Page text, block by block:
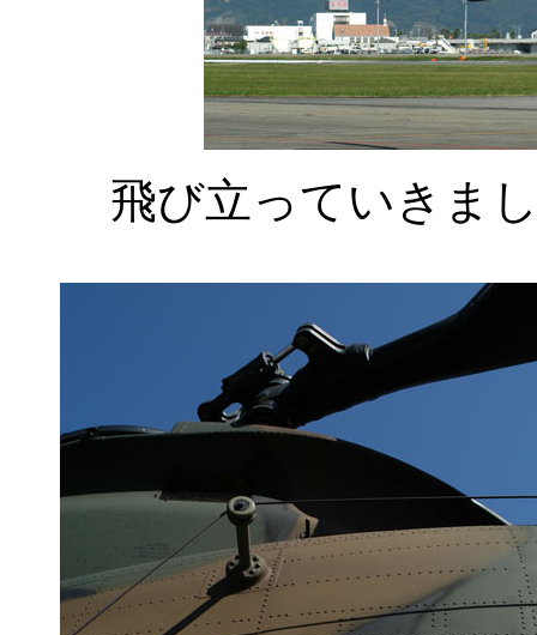
飛び立っていきま